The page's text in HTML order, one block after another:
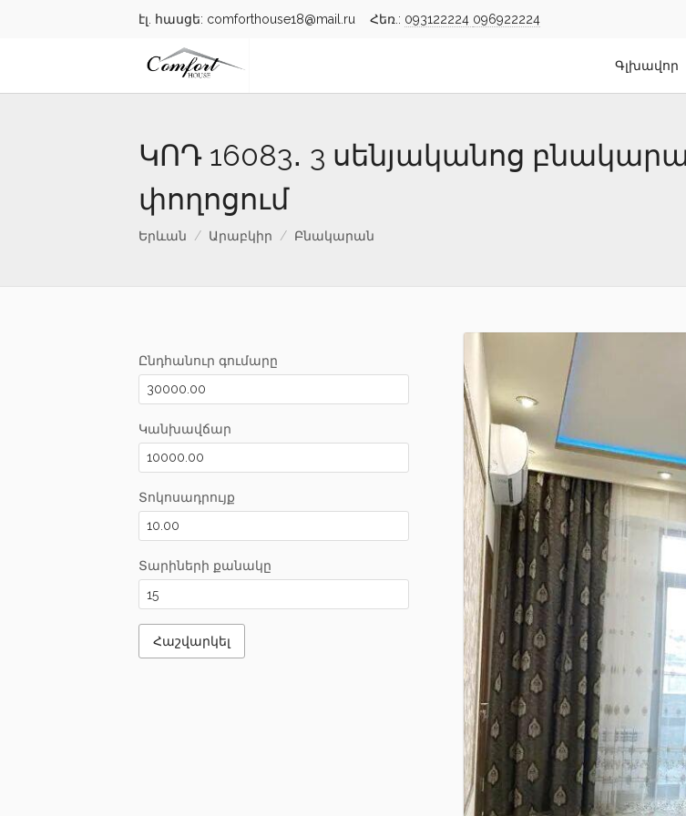
էլ. հասցե: comforthouse18@mail.ru Հեռ.: 093122224 096922224
Գլխավոր
ԿՈԴ 16083․ 3 սենյականոց
փողոցում
Երևան Արաբկիր Բնակարան
Ընդհանուր գումարը
Կանխավճար
Տոկոսադրույք
Տարիների քանակը